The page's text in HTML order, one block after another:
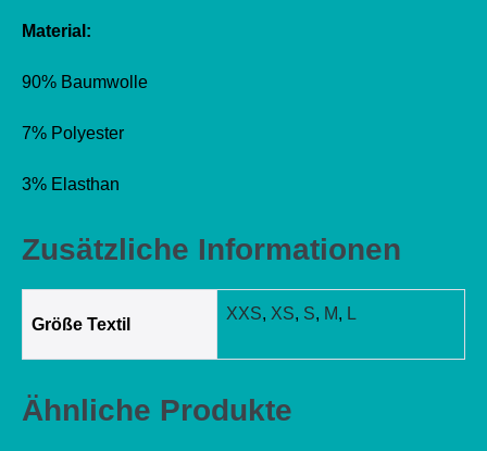
Material:
90% Baumwolle
7% Polyester
3% Elasthan
Zusätzliche Informationen
Größe Textil
XXS, XS, S, M, L
Ähnliche Produkte